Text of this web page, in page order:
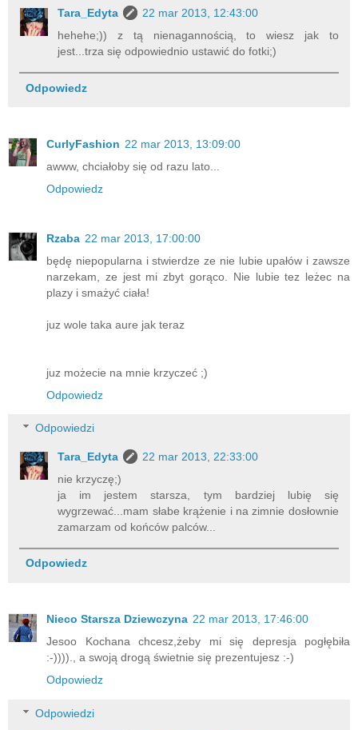
Tara_Edyta
22 mar 2013, 12:43:00
hehehe;)) z tą nienagannością, to wiesz jak to
jest...trza się odpowiednio ustawić do fotki;)
Odpowiedz
CurlyFashion 22 mar 2013, 13:09:00
awww, chciałoby się od razu lato...
Odpowiedz
Rzaba 22 mar 2013, 17:00:00
będę niepopularna i stwierdze ze nie lubie upałów i zawsze
narzekam, ze jest mi zbyt gorąco. Nie lubie tez leżec na
plazy i smażyć ciała!
juz wole taka aure jak teraz
juz możecie na mnie krzyczeć ;)
Odpowiedz
Odpowiedzi
Tara_Edyta
22 mar 2013, 22:33:00
nie krzyczę;)
ja im jestem starsza, tym bardziej lubię się
wygrzewać...mam słabe krążenie i na zimnie dosłownie
zamarzam od końców palców...
Odpowiedz
Nieco Starsza Dziewczyna 22 mar 2013, 17:46:00
Jesoo Kochana chcesz,żeby mi się depresja pogłębiła
:-))))., a swoją drogą świetnie się prezentujesz :-)
Odpowiedz
Odpowiedzi